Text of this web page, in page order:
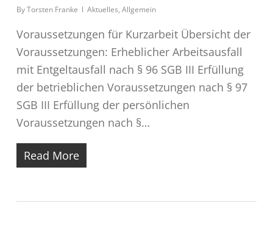
ByTorsten Franke Aktuelles, Allgemein
Voraussetzungen für Kurzarbeit Übersicht der
Voraussetzungen: Erheblicher Arbeitsausfall
mit Entgeltausfall nach § 96 SGB III Erfüllung
der betrieblichen Voraussetzungen nach § 97
SGB III Erfüllung der persönlichen
Voraussetzungen nach §…
Read More